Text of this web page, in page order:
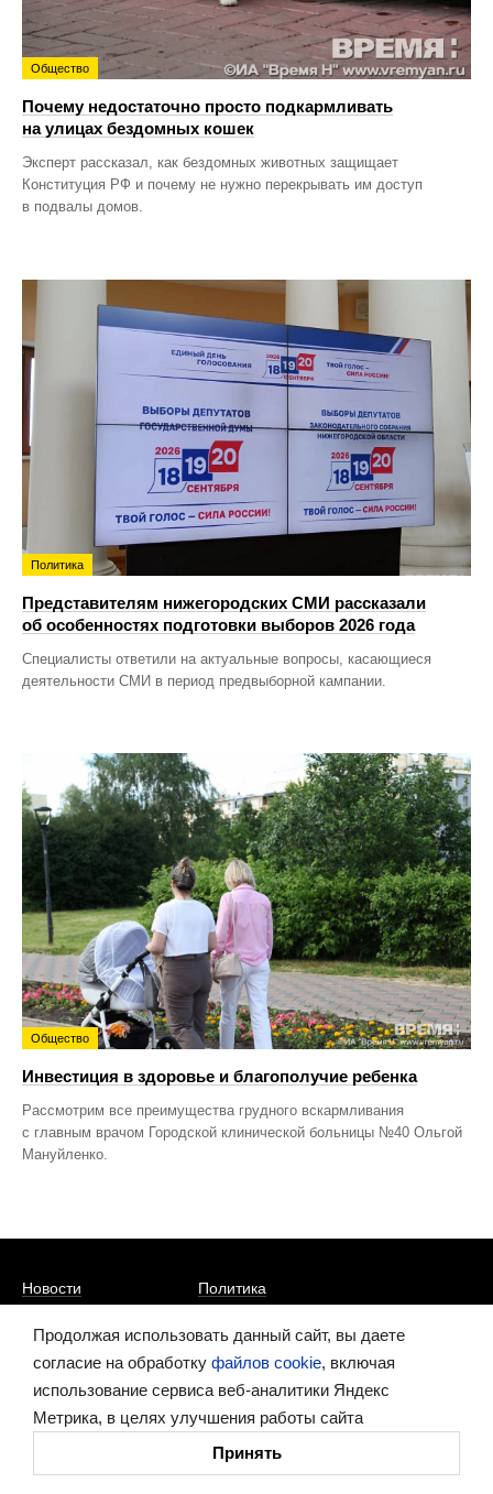
Общество
Почему недостаточно просто подкармливать
на улицах бездомных кошек
Эксперт рассказал, как бездомных животных защищает
Конституция РФ и почему не нужно перекрывать им доступ
в подвалы домов.
Политика
Представителям нижегородских СМИ рассказали
об особенностях подготовки выборов 2026 года
Специалисты ответили на актуальные вопросы, касающиеся
деятельности СМИ в период предвыборной кампании.
Общество
Инвестиция в здоровье и благополучие ребенка
Рассмотрим все преимущества грудного вскармливания
с главным врачом Городской клинической больницы №40 Ольгой
Мануйленко.
Новости
Фото
Темы
Политика
Общество
Спорт
Культура
Губерния
Продолжая использовать данный сайт, вы даете
согласие на обработку файлов cookie, включая
использование сервиса веб-аналитики Яндекс
Метрика, в целях улучшения работы сайта
Принять